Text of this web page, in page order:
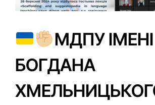
МДПУ ІМЕНІ
БОГДАНА